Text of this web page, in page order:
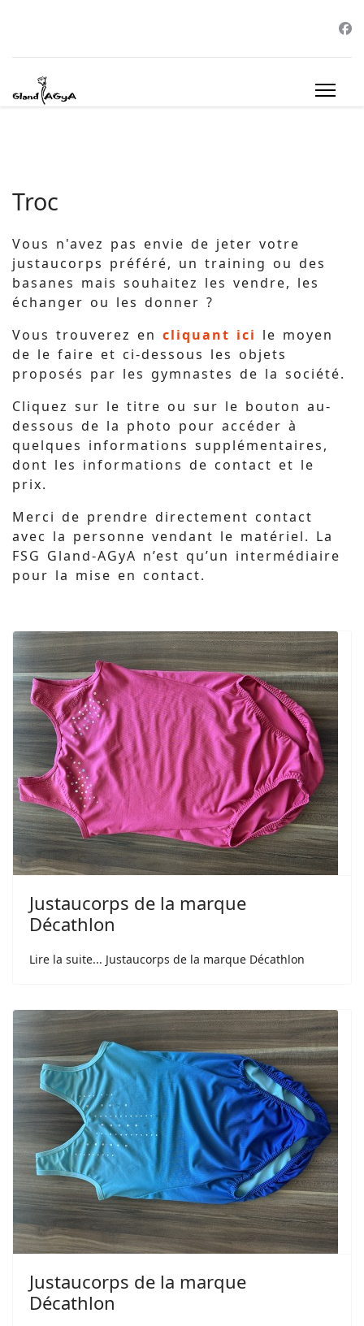
Troc
Vous n'avez pas envie de jeter votre
justaucorps préféré, un training ou des
basanes mais souhaitez les vendre, les
échanger ou les donner ?
Vous trouverez en cliquant ici le moyen
de le faire et ci-dessous les objets
proposés par les gymnastes de la société.
Cliquez sur le titre ou sur le bouton au-
dessous de la photo pour accéder à
quelques informations supplémentaires,
dont les informations de contact et le
prix.
Merci de prendre directement contact
avec la personne vendant le matériel. La
FSG Gland-AGyA n’est qu’un intermédiaire
pour la mise en contact.
Justaucorps de la marque
Décathlon
Justaucorps de la marque
Décathlon